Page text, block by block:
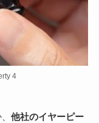
4
他社のイヤーピー